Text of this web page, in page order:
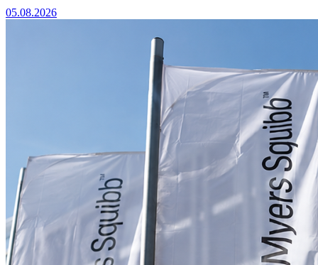
05.08.2026